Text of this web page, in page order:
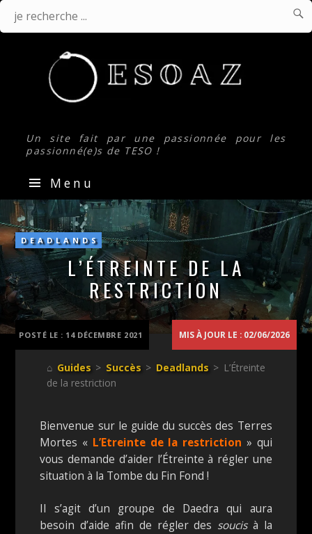
Un site fait par une passionnée pour les
passionné(e)s de TESO !

Menu
L’Étreinte
de
la
restriction
DEADLANDS
L’ÉTREINTE DE LA
RESTRICTION
MIS À JOUR LE : 02/06/2026
⌂ Guides > Succès > Deadlands > L’Étreinte
de la restriction
Bienvenue sur le guide du succès des Terres
Mortes « L’Etreinte de la restriction » qui
vous demande d’aider l’Étreinte à régler une
situation à la Tombe du Fin Fond !
Il s’agit d’un groupe de Daedra qui aura
besoin d’aide afin de régler des soucis à la
POSTÉ LE : 14 DÉCEMBRE 2021